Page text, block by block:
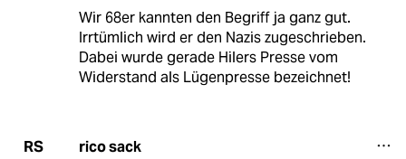
Wir 68er kannten den Begriff ja ganz gut.
Irrtümlich wird er den Nazis zugeschrieben.
Dabei wurde gerade Hilers Presse vom
Widerstand als Lügenpresse bezeichnet!
RS rico sack